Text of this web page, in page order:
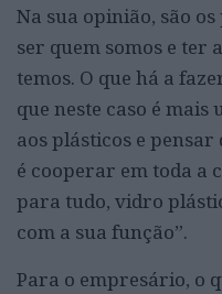
Na sua opinião, são
ser quem somos e ter
temos. O que há a
que neste caso é mais
aos plásticos e pensar
é cooperar em toda a
para tudo, vidro
com a sua função”.
Para o empresário, o